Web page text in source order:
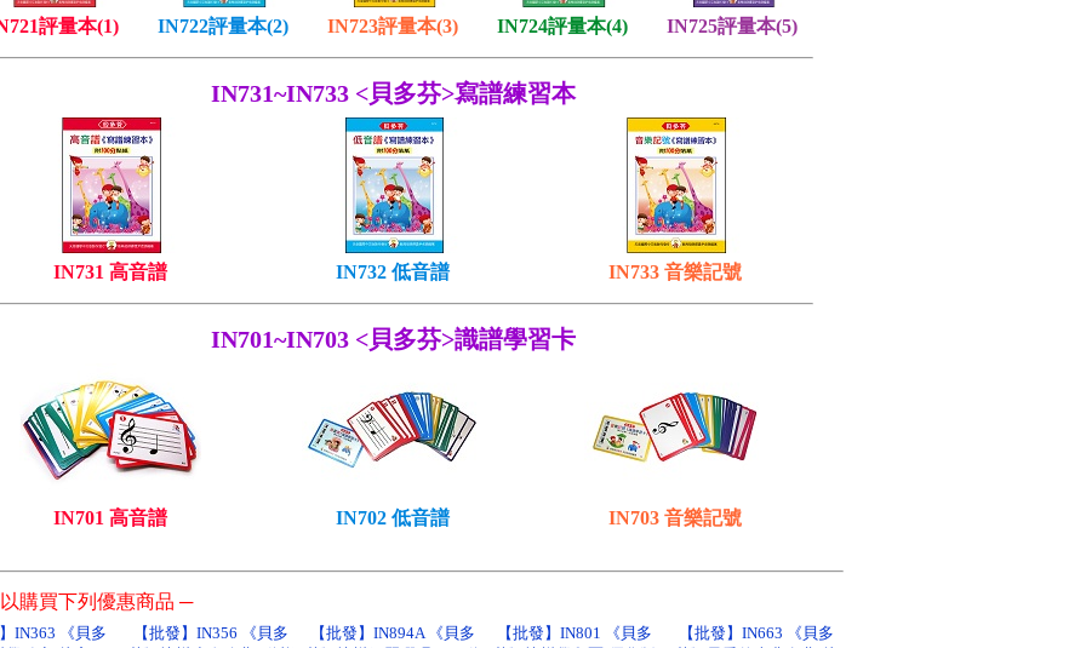
評量本(1) IN722評量本(2) IN723評量本(3) IN724評量本(4) IN725評量本(5)
IN731~IN733 <貝多芬>寫譜練習本
IN731 高音譜 IN732 低音譜 IN733 音樂記號
IN701~IN703 <貝多芬>識譜學習卡
IN701 高音譜 IN702 低音譜 IN703 音樂記號
購買下列優惠商品 ─
IN363 《貝多
【批發】IN356 《貝多
【批發】IN894A 《貝多
【批發】IN801 《貝多
【批發】IN663 《貝多